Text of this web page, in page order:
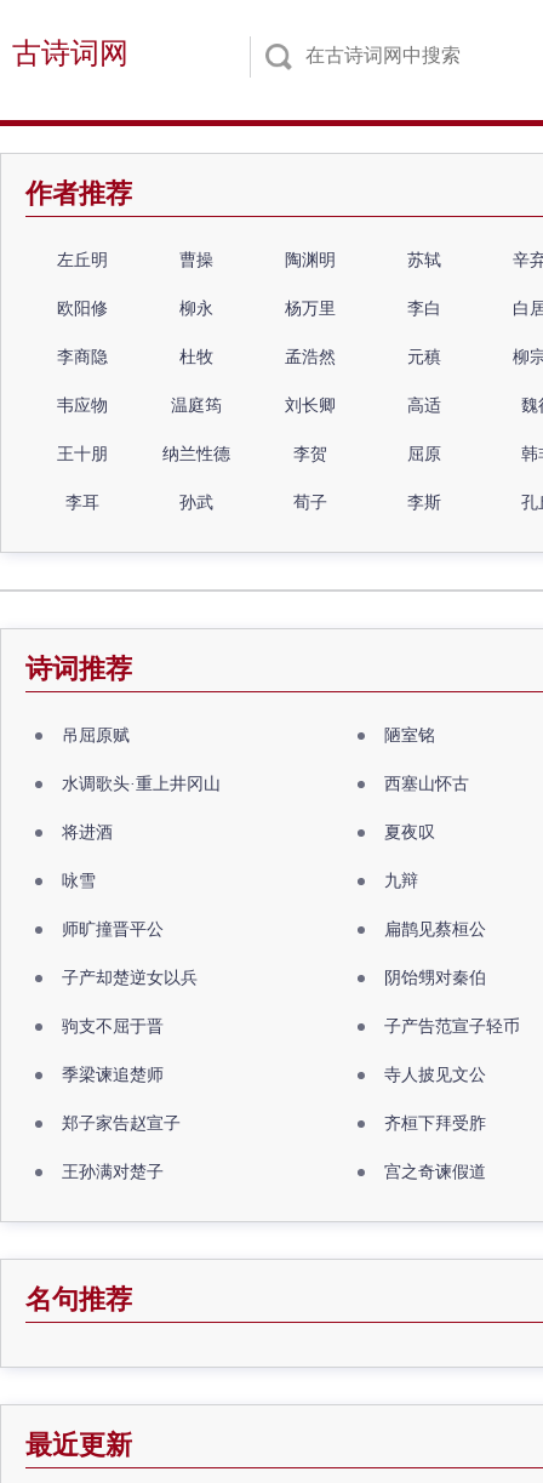
古诗词网
作者推荐
左丘明 曹操 陶渊明 苏轼 辛
欧阳修 柳永 杨万里 李白 白
李商隐 杜牧 孟浩然 元稹 柳
韦应物 温庭筠 刘长卿 高适 魏
王十朋 纳兰性德 李贺 屈原 韩
李耳 孙武 荀子 李斯 孔
诗词推荐
吊屈原赋 陋室铭
水调歌头·重上井冈山 西塞山怀古
将进酒 夏夜叹
咏雪 九辩
师旷撞晋平公 扁鹊见蔡桓公
子产却楚逆女以兵 阴饴甥对秦伯
驹支不屈于晋 子产告范宣子轻币
季梁谏追楚师 寺人披见文公
郑子家告赵宣子 齐桓下拜受胙
王孙满对楚子 宫之奇谏假道
名句推荐
最近更新